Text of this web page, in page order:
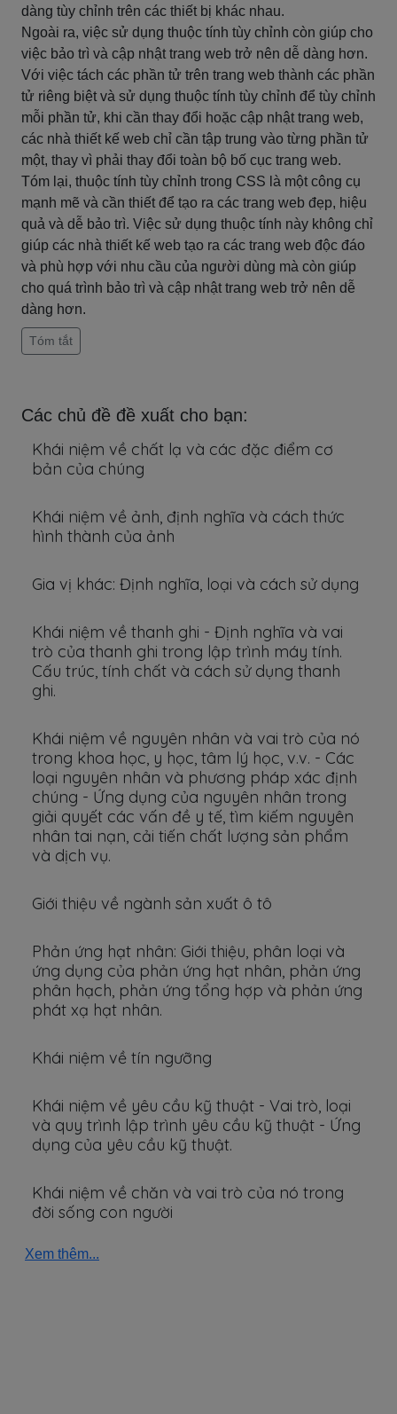
dàng tùy chỉnh trên các thiết bị khác nhau.
Ngoài ra, việc sử dụng thuộc tính tùy chỉnh còn giúp cho
việc bảo trì và cập nhật trang web trở nên dễ dàng hơn.
Với việc tách các phần tử trên trang web thành các phần
tử riêng biệt và sử dụng thuộc tính tùy chỉnh để tùy chỉnh
mỗi phần tử, khi cần thay đổi hoặc cập nhật trang web,
các nhà thiết kế web chỉ cần tập trung vào từng phần tử
một, thay vì phải thay đổi toàn bộ bố cục trang web.
Tóm lại, thuộc tính tùy chỉnh trong CSS là một công cụ
mạnh mẽ và cần thiết để tạo ra các trang web đẹp, hiệu
quả và dễ bảo trì. Việc sử dụng thuộc tính này không chỉ
giúp các nhà thiết kế web tạo ra các trang web độc đáo
và phù hợp với nhu cầu của người dùng mà còn giúp
cho quá trình bảo trì và cập nhật trang web trở nên dễ
dàng hơn.
Tóm tắt
Các chủ đề đề xuất cho bạn:
Khái niệm về chất lạ và các đặc điểm cơ
bản của chúng
Khái niệm về ảnh, định nghĩa và cách thức
hình thành của ảnh
Gia vị khác: Định nghĩa, loại và cách sử dụng
Khái niệm về thanh ghi - Định nghĩa và vai
trò của thanh ghi trong lập trình máy tính.
Cấu trúc, tính chất và cách sử dụng thanh
ghi.
Khái niệm về nguyên nhân và vai trò của nó
trong khoa học, y học, tâm lý học, v.v. - Các
loại nguyên nhân và phương pháp xác định
chúng - Ứng dụng của nguyên nhân trong
giải quyết các vấn đề y tế, tìm kiếm nguyên
nhân tai nạn, cải tiến chất lượng sản phẩm
và dịch vụ.
Giới thiệu về ngành sản xuất ô tô
Phản ứng hạt nhân: Giới thiệu, phân loại và
ứng dụng của phản ứng hạt nhân, phản ứng
phân hạch, phản ứng tổng hợp và phản ứng
phát xạ hạt nhân.
Khái niệm về tín ngưỡng
Khái niệm về yêu cầu kỹ thuật - Vai trò, loại
và quy trình lập trình yêu cầu kỹ thuật - Ứng
dụng của yêu cầu kỹ thuật.
Khái niệm về chăn và vai trò của nó trong
đời sống con người
Xem thêm...